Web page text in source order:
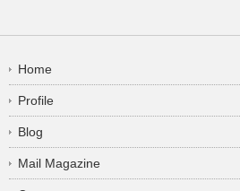
Home
Profile
Blog
Mail Magazine